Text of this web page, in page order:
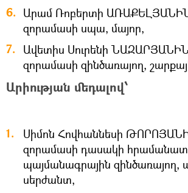
Արամ Ռոբերտի
զորամասի սպա, մայոր,
Ավետիս Սուրենի
զորամասի զինծառայող,
Արիության մեդալով՝
Սիմոն Հովհաննեսի
զորամասի դասակի
պայմանագրային զինծառայող,
սերժանտ,